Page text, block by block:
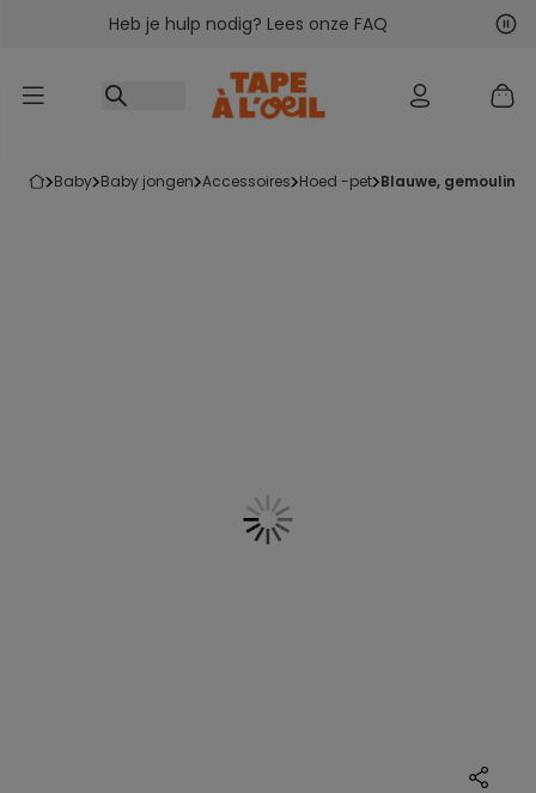
Ga naar inhoudHeb je hulp nodig? Lees onze FAQ
baby baby jongen accessoires hoed -pet blauwe,